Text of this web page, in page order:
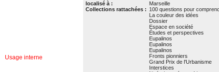
localisé à :
Marseille
Collections rattachées : 100 questions pour
La couleur des idées
Dossier
Espace en société
Études et perspectives
Eupalinos
Eupalinos
Eupalinos
Fronts pionniers
Grand Prix de l'Urbanisme
Interstices
Usage interne